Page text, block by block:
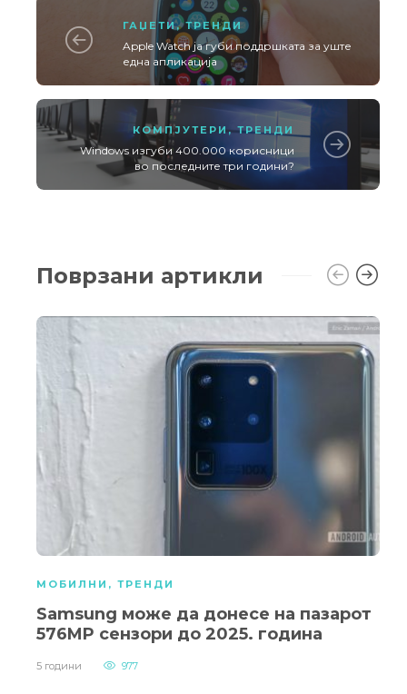
ГАЏЕТИ,ТРЕНДИ
Apple Watch ја губи поддршката за уште
една апликација
КОМПЈУТЕРИ,ТРЕНДИ
Windows изгуби 400.000 корисници
во последните три години?
Поврзани артикли
МОБИЛНИ , ТРЕНДИ
Samsung може да донесе на пазарот
576MP сензори до 2025. година
5 години 977